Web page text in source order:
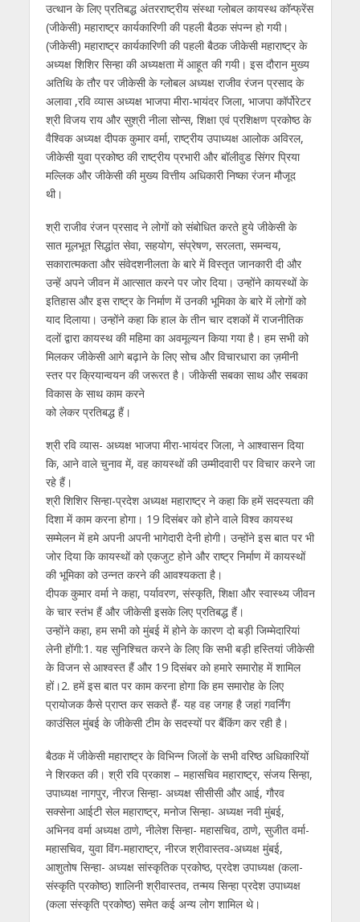
उत्थान के लिए प्रतिबद्ध अंतरराष्ट्रीय संस्था ग्लोबल कायस्थ कॉन्फ्रेंस
(जीकेसी) महाराष्ट्र कार्यकारिणी की पहली बैठक संपन्न हो गयी।
(जीकेसी) महाराष्ट्र कार्यकारिणी की पहली बैठक जीकेसी महाराष्ट्र के
अध्यक्ष शिशिर सिन्हा की अध्यक्षता में आहूत की गयी। इस दौरान मुख्य
अतिथि के तौर पर जीकेसी के ग्लोबल अध्यक्ष राजीव रंजन प्रसाद के
अलावा ,रवि व्यास अध्यक्ष भाजपा मीरा-भायंदर जिला, भाजपा कॉर्पोरेटर
श्री विजय राय और सुश्री नीला सोन्स, शिक्षा एवं प्रशिक्षण प्रकोष्ठ के
वैश्विक अध्यक्ष दीपक कुमार वर्मा, राष्ट्रीय उपाध्यक्ष आलोक अविरल,
जीकेसी युवा प्रकोष्ठ की राष्ट्रीय प्रभारी और बॉलीवुड सिंगर प्रिया
मल्लिक और जीकेसी की मुख्य वित्तीय अधिकारी निष्का रंजन मौजूद
थी।
श्री राजीव रंजन प्रसाद ने लोगों को संबोधित करते हुये जीकेसी के
सात मूलभूत सिद्धांत सेवा, सहयोग, संप्रेषण, सरलता, समन्वय,
सकारात्मकता और संवेदशनीलता के बारे में विस्तृत जानकारी दी और
उन्हें अपने जीवन में आत्सात करने पर जोर दिया। उन्होंने कायस्थों के
इतिहास और इस राष्ट्र के निर्माण में उनकी भूमिका के बारे में लोगों को
याद दिलाया। उन्होंने कहा कि हाल के तीन चार दशकों में राजनीतिक
दलों द्वारा कायस्थ की महिमा का अवमूल्यन किया गया है। हम सभी को
मिलकर जीकेसी आगे बढ़ाने के लिए सोच और विचारधारा का ज़मीनी
स्तर पर क्रियान्वयन की जरूरत है। जीकेसी सबका साथ और सबका
विकास के साथ काम करने
को लेकर प्रतिबद्ध हैं।
श्री रवि व्यास- अध्यक्ष भाजपा मीरा-भायंदर जिला, ने आश्वासन दिया
कि, आने वाले चुनाव में, वह कायस्थों की उम्मीदवारी पर विचार करने जा
रहे हैं।
श्री शिशिर सिन्हा-प्रदेश अध्यक्ष महाराष्ट्र ने कहा कि हमें सदस्यता की
दिशा में काम करना होगा। 19 दिसंबर को होने वाले विश्व कायस्थ
सम्मेलन में हमे अपनी अपनी भागेदारी देनी होगी। उन्होंने इस बात पर भी
जोर दिया कि कायस्थों को एकजुट होने और राष्ट्र निर्माण में कायस्थों
की भूमिका को उन्नत करने की आवश्यकता है।
दीपक कुमार वर्मा ने कहा, पर्यावरण, संस्कृति, शिक्षा और स्वास्थ्य जीवन
के चार स्तंभ हैं और जीकेसी इसके लिए प्रतिबद्ध हैं।
उन्होंने कहा, हम सभी को मुंबई में होने के कारण दो बड़ी जिम्मेदारियां
लेनी होंगी:1. यह सुनिश्चित करने के लिए कि सभी बड़ी हस्तियां जीकेसी
के विजन से आश्वस्त हैं और 19 दिसंबर को हमारे समारोह में शामिल
हों।2. हमें इस बात पर काम करना होगा कि हम समारोह के लिए
प्रायोजक कैसे प्राप्त कर सकते हैं- यह वह जगह है जहां गवर्निंग
काउंसिल मुंबई के जीकेसी टीम के सदस्यों पर बैंकिंग कर रही है।
बैठक में जीकेसी महाराष्ट्र के विभिन्न जिलों के सभी वरिष्ठ अधिकारियों
ने शिरकत की। श्री रवि प्रकाश – महासचिव महाराष्ट्र, संजय सिन्हा,
उपाध्यक्ष नागपुर, नीरज सिन्हा- अध्यक्ष सीसीसी और आई, गौरव
सक्सेना आईटी सेल महाराष्ट्र, मनोज सिन्हा- अध्यक्ष नवी मुंबई,
अभिनव वर्मा अध्यक्ष ठाणे, नीलेश सिन्हा- महासचिव, ठाणे, सुजीत वर्मा-
महासचिव, युवा विंग-महाराष्ट्र, नीरज श्रीवास्तव-अध्यक्ष मुंबई,
आशुतोष सिन्हा- अध्यक्ष सांस्कृतिक प्रकोष्ठ, प्रदेश उपाध्यक्ष (कला-
संस्कृति प्रकोष्ठ) शालिनी श्रीवास्तव, तन्मय सिन्हा प्रदेश उपाध्यक्ष
(कला संस्कृति प्रकोष्ठ) समेत कई अन्य लोग शामिल थे।